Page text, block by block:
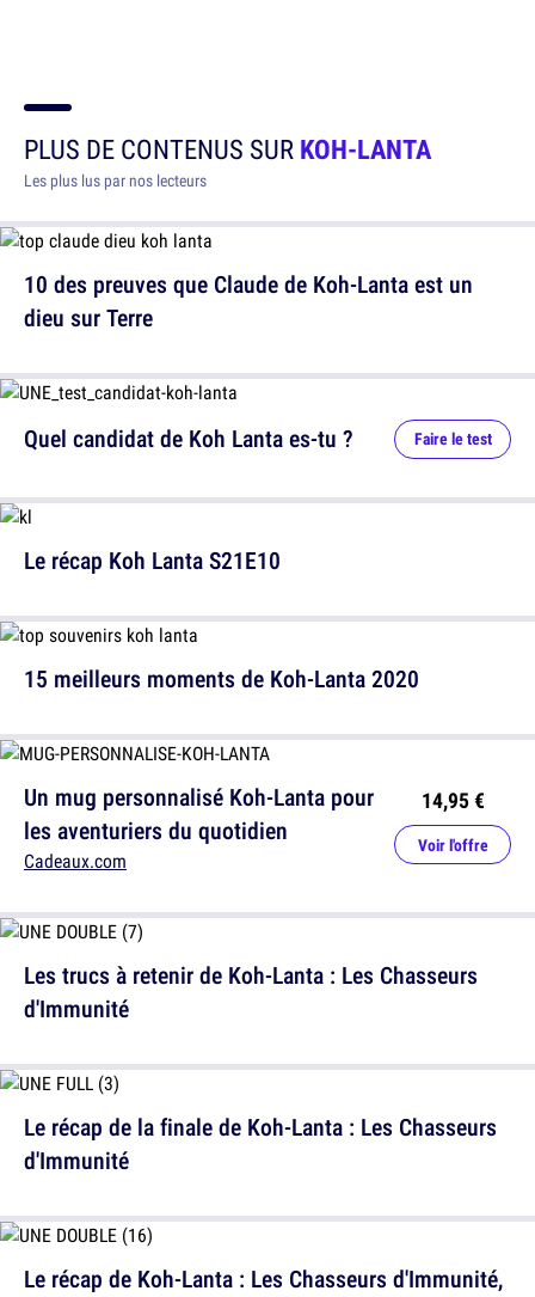
PLUS DE CONTENUS SURKOH-LANTA
Les plus lus par nos lecteurs
10 des preuves que Claude de Koh-Lanta est un
dieu sur Terre
15 meilleurs moments de Koh-Lanta 2020
Les trucs à retenir de Koh-Lanta : Les Chasseurs
d'Immunité
Le récap de Koh-Lanta : Les Chasseurs d'Immunité,
Quel candidat de Koh Lanta es-tu ? Faire le test
Le récap Koh Lanta S21E10
Un mug personnalisé Koh-Lanta pour
les aventuriers du quotidien
Cadeaux.com
14,95 €
Voir l'offre
Le récap de la finale de Koh-Lanta : Les Chasseurs
d'Immunité